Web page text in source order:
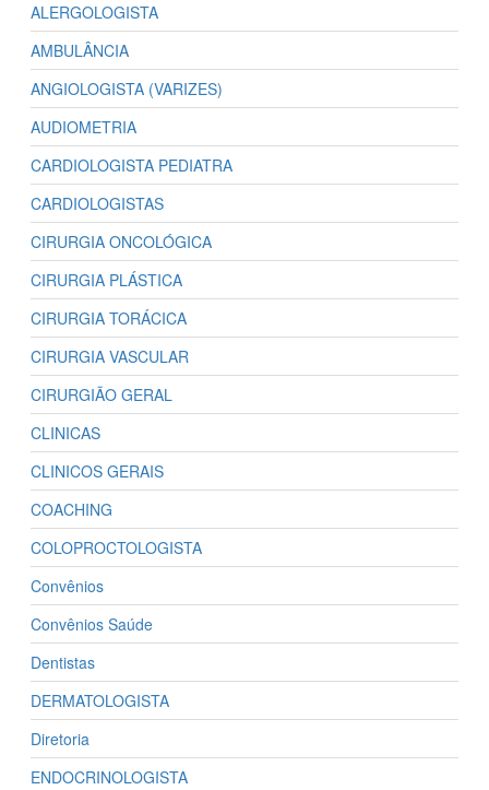
ALERGOLOGISTA
AMBULÂNCIA
ANGIOLOGISTA (VARIZES)
AUDIOMETRIA
CARDIOLOGISTA PEDIATRA
CARDIOLOGISTAS
CIRURGIA ONCOLÓGICA
CIRURGIA PLÁSTICA
CIRURGIA TORÁCICA
CIRURGIA VASCULAR
CIRURGIÃO GERAL
CLINICAS
CLINICOS GERAIS
COACHING
COLOPROCTOLOGISTA
Convênios
Convênios Saúde
Dentistas
DERMATOLOGISTA
Diretoria
ENDOCRINOLOGISTA